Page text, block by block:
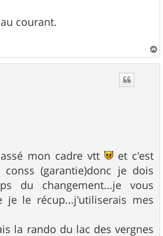
courant.
a
mon cadre vtt
et c'est
(garantie)donc je dois
du changement...je vous
je le récup...j'utiliserais mes
la rando du lac des vergnes